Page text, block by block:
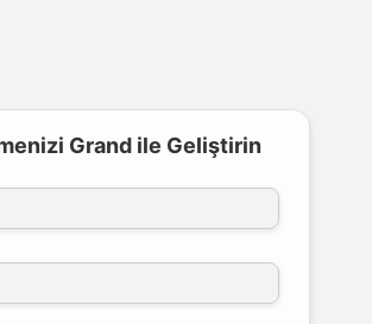
Grand ile Geliştirin